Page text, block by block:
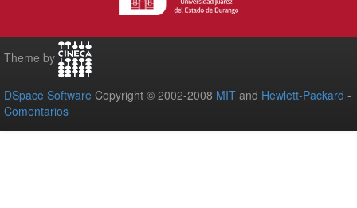
Theme by
DSpace Software Copyright © 2002-2008 MIT and Hewlett-Packard -
Comentarios